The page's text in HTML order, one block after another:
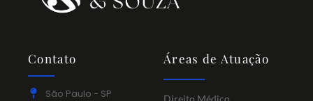
Contato
São Paulo - SP
Áreas de Atuação
Direito Médico